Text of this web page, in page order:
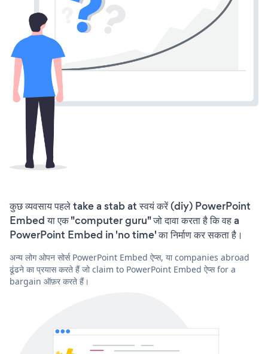
कुछ व्यवसाय पहले take a stab at स्वयं करें (diy) PowerPoint
Embed या एक "computer guru" जो दावा करता है कि वह a
PowerPoint Embed in 'no time' का निर्माण कर सकता है।
अन्य लोग ओपन सोर्स PowerPoint Embed ऐप्स, या companies abroad
ढूंढने का प्रयास करते हैं जो claim to PowerPoint Embed ऐप्स for a
bargain ऑफ़र करते हैं।